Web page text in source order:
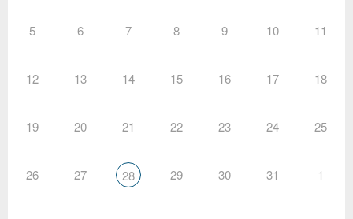
5 6 7 8 9 10 11
12 13 14 15 16 17 18
19 20 21 22 23 24 25
26 27 28 29 30 31 1